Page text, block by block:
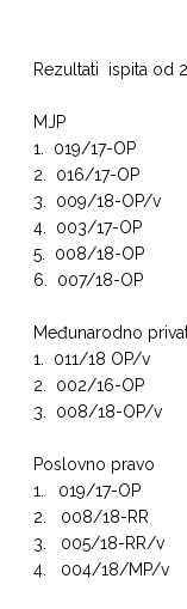
Rezultati ispita od
MJP
1. 019/17-OP
2. 016/17-OP
3. 009/18-OP/
4. 003/17-OP
5. 008/18-OP
6. 007/18-OP
Međunarodno
1. 011/18 OP/v
2. 002/16-
3. 008/18-OP/
Poslovno pravo
1. 019/17-OP
2. 008/18-
3. 005/18-RR/
4. 004/18/MP/